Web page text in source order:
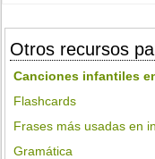
Otros recursos
Canciones infantiles
Flashcards
Frases más usadas en
Gramática